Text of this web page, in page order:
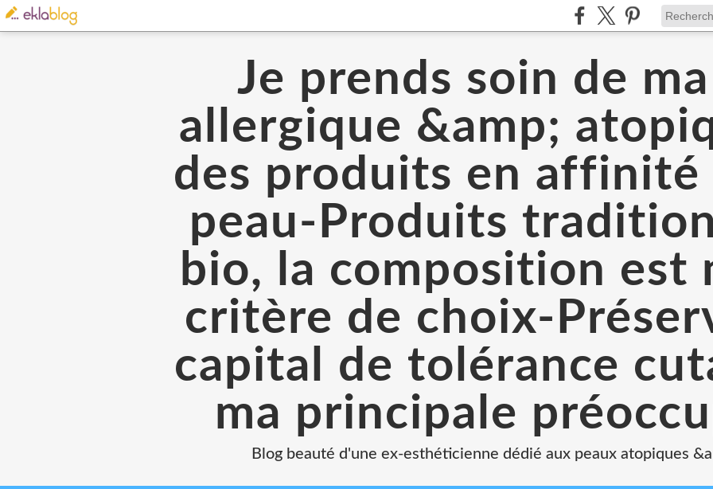
Je prends soin de
allergique &amp;
des produits en affinité
peau-Produits
bio, la composition est
critère de choix-
capital de tolérance
ma principale
Blog beauté d'une ex-esthéticienne dédié aux peaux atopiques